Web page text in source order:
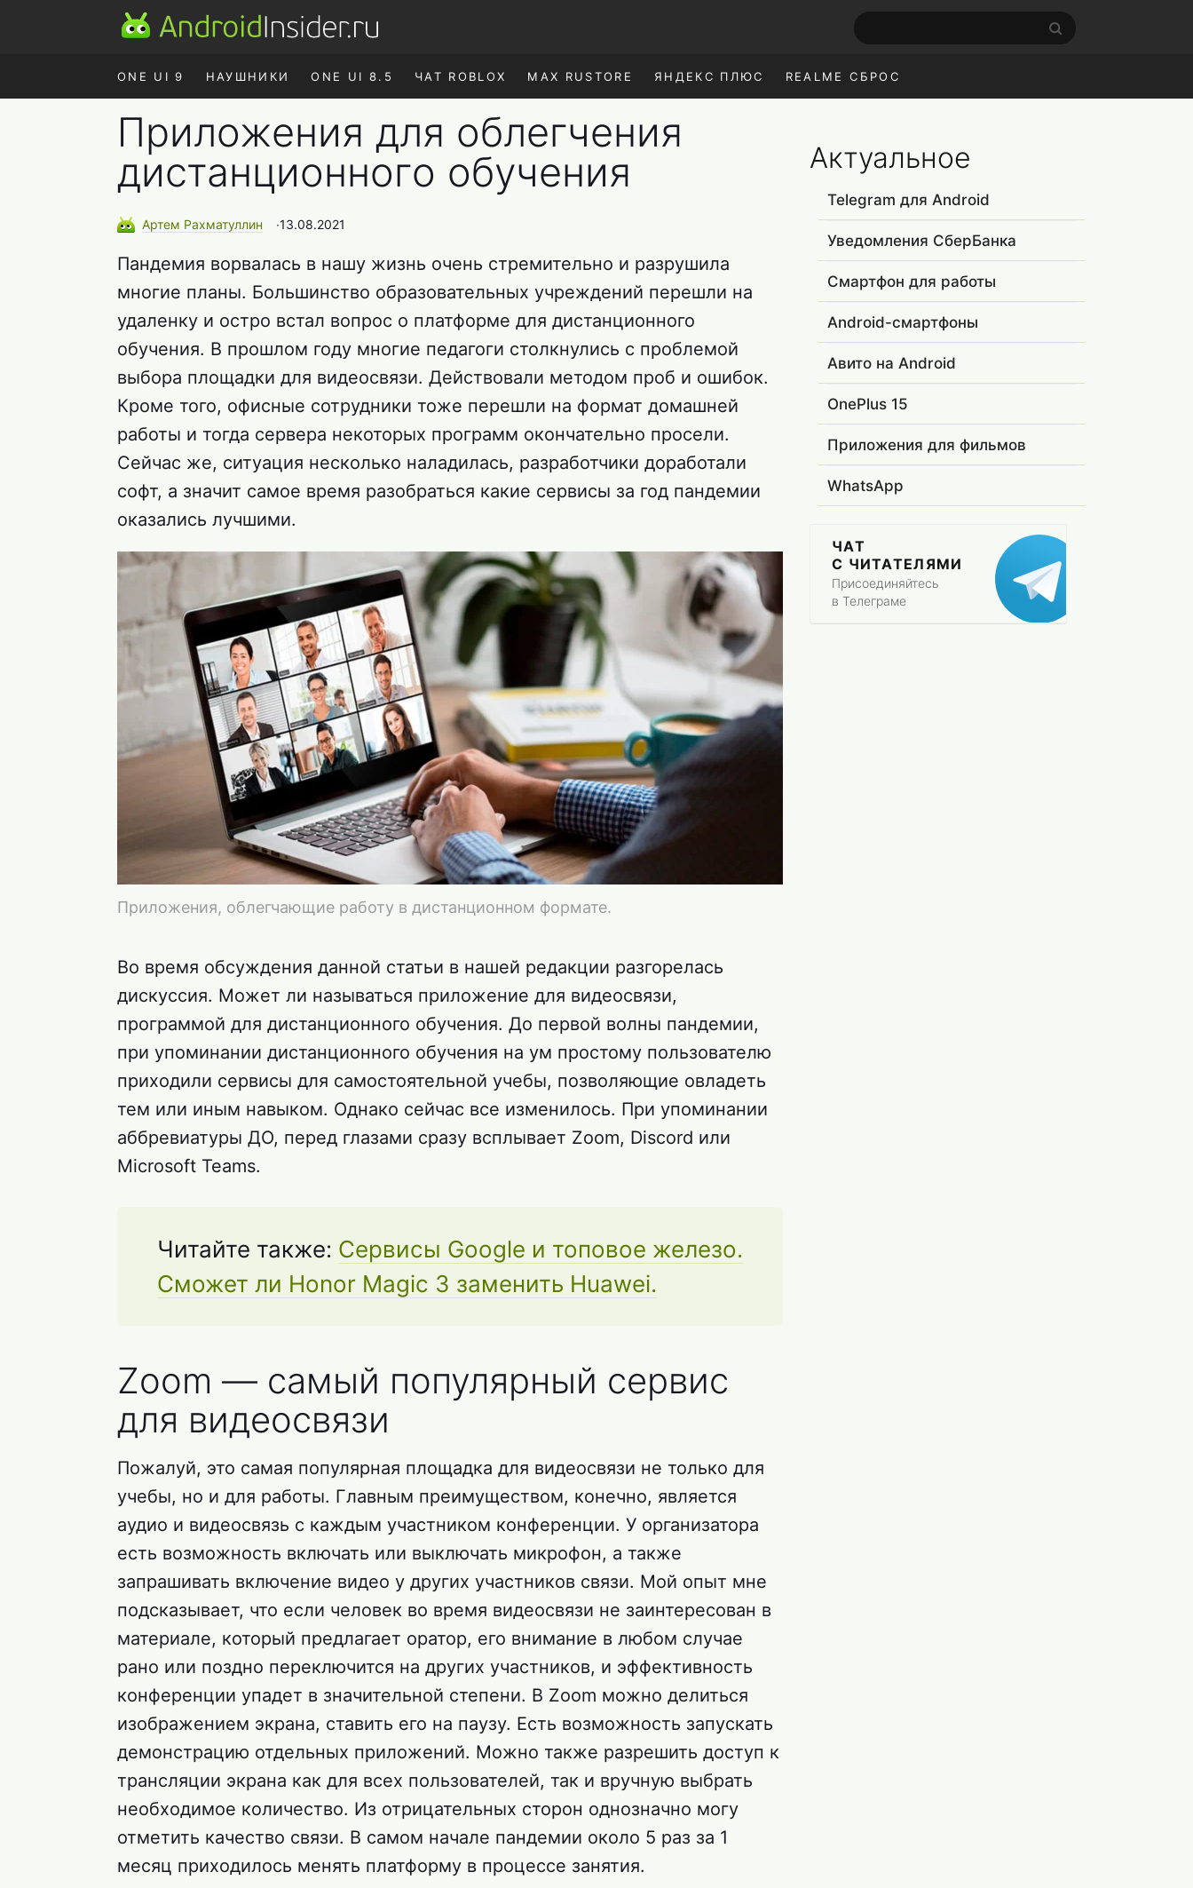
ONE UI 9 НАУШНИКИ ONE UI 8.5 ЧАТ ROBLOX MAX RUSTORE ЯНДЕКС ПЛЮС REALME СБРОС
Приложения для облегчения
дистанционного обучения
Артем Рахматуллин ∙13.08.2021
Пандемия ворвалась в нашу жизнь очень стремительно и разрушила
многие планы. Большинство образовательных учреждений перешли на
удаленку и остро встал вопрос о платформе для дистанционного
обучения. В прошлом году многие педагоги столкнулись с проблемой
выбора площадки для видеосвязи. Действовали методом проб и ошибок.
Кроме того, офисные сотрудники тоже перешли на формат домашней
работы и тогда сервера некоторых программ окончательно просели.
Сейчас же, ситуация несколько наладилась, разработчики доработали
софт, а значит самое время разобраться какие сервисы за год пандемии
оказались лучшими.
Приложения, облегчающие работу в дистанционном формате.
Во время обсуждения данной статьи в нашей редакции разгорелась
дискуссия. Может ли называться приложение для видеосвязи,
программой для дистанционного обучения. До первой волны пандемии,
при упоминании дистанционного обучения на ум простому пользователю
приходили сервисы для самостоятельной учебы, позволяющие овладеть
тем или иным навыком. Однако сейчас все изменилось. При упоминании
аббревиатуры ДО, перед глазами сразу всплывает Zoom, Discord или
Microsoft Teams.
Читайте также: Сервисы Google и топовое железо.
Сможет ли Honor Magic 3 заменить Huawei.
Zoom — самый популярный сервис
для видеосвязи
Пожалуй, это самая популярная площадка для видеосвязи не только для
учебы, но и для работы. Главным преимуществом, конечно, является
аудио и видеосвязь с каждым участником конференции. У организатора
есть возможность включать или выключать микрофон, а также
запрашивать включение видео у других участников связи. Мой опыт мне
подсказывает, что если человек во время видеосвязи не заинтересован в
материале, который предлагает оратор, его внимание в любом случае
рано или поздно переключится на других участников, и эффективность
конференции упадет в значительной степени. В Zoom можно делиться
изображением экрана, ставить его на паузу. Есть возможность запускать
демонстрацию отдельных приложений. Можно также разрешить доступ к
трансляции экрана как для всех пользователей, так и вручную выбрать
необходимое количество. Из отрицательных сторон однозначно могу
отметить качество связи. В самом начале пандемии около 5 раз за 1
месяц приходилось менять платформу в процессе занятия.
Актуальное
Telegram для Android
Уведомления СберБанка
Смартфон для работы
Android-смартфоны
Авито на Android
OnePlus 15
Приложения для фильмов
WhatsApp
ЧАТ
С ЧИТАТЕЛЯМИ
Присоединяйтесь
в Телеграме